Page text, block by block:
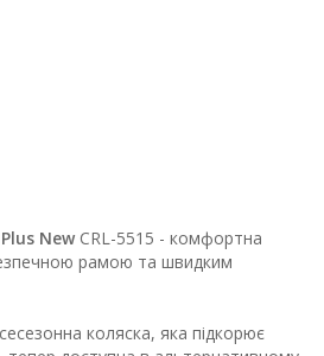
New CRL-5515 - комфортна
рамою та швидким
коляска, яка підкорює